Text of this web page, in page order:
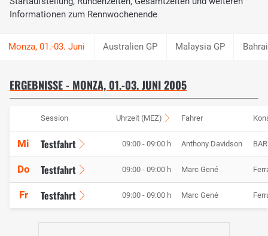
Informationen zum Rennwochenende
Australien GP Malaysia GP
ERGEBNISSE - MONZA, 01.-03. JUNI 2005
Session Uhrzeit (MEZ) Fahrer
Mi Testfahrt 09:00 - 09:00 h Anthony Davidson BAR
Do Testfahrt 09:00 - 09:00 h Marc Gené
Fr Testfahrt 09:00 - 09:00 h Marc Gené